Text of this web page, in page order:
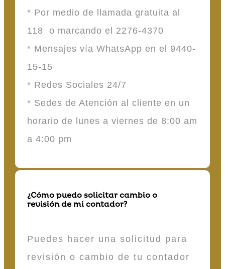
* Por medio de llamada gratuita al
118 o marcando el 2276-4370
* Mensajes vía WhatsApp en el 9440-
15-15
* Redes Sociales 24/7
* Sedes de Atención al cliente en un
horario de lunes a viernes de 8:00 am
a 4:00 pm
¿Cómo puedo solicitar cambio o
revisión de mi contador?
Puedes hacer una solicitud para
revisión o cambio de tu contador